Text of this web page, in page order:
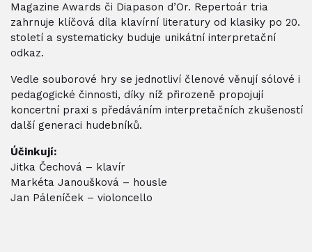
Magazine Awards či Diapason d’Or. Repertoár tria
zahrnuje klíčová díla klavírní literatury od klasiky po 20.
století a systematicky buduje unikátní interpretační
odkaz.
Vedle souborové hry se jednotliví členové věnují sólové i
pedagogické činnosti, díky níž přirozeně propojují
koncertní praxi s předáváním interpretačních zkušeností
další generaci hudebníků.
Účinkují:
Jitka Čechová – klavír
Markéta Janoušková – housle
Jan Páleníček – violoncello